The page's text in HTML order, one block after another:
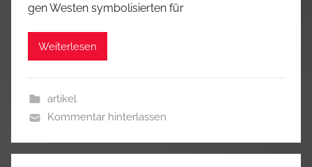
gen Westen symbolisierten für
Weiterlesen
artikel
Kommentar hinterlassen